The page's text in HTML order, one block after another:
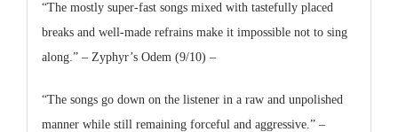
“The mostly super-fast songs mixed with tastefully placed
breaks and well-made refrains make it impossible not to sing
along.” – Zyphyr’s Odem (9/10) –
“The songs go down on the listener in a raw and unpolished
manner while still remaining forceful and aggressive.” –